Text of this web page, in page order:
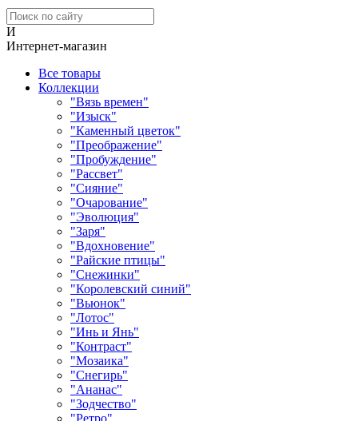
И
Интернет-магазин
Все товары
Коллекции
"Вязь времен"
"Изыск"
"Каменный цветок"
"Преображение"
"Пробуждение"
"Рассвет"
"Сияние"
"Очарование"
"Эволюция"
"Заря"
"Вдохновение"
"Райские птицы"
"Снежинки"
"Королевский синий"
"Вьюнок"
"Лотос"
"Инь и Янь"
"Контраст"
"Мозаика"
"Снегирь"
"Ананас"
"Зодчество"
"Ретро"